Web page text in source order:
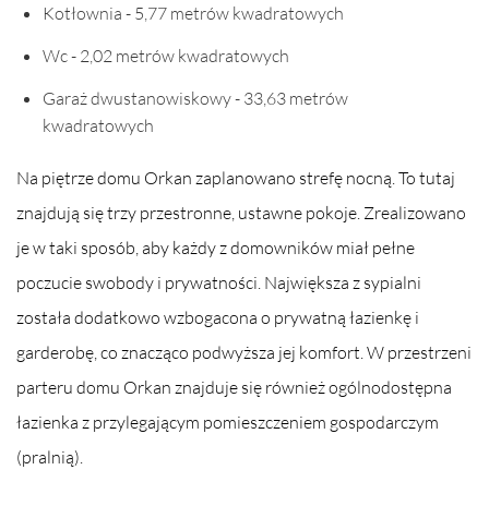
Kotłownia - 5,77 metrów kwadratowych
Wc - 2,02 metrów kwadratowych
Garaż dwustanowiskowy - 33,63 metrów
kwadratowych
Na piętrze domu Orkan zaplanowano strefę nocną. To tutaj
znajdują się trzy przestronne, ustawne pokoje. Zrealizowano
je w taki sposób, aby każdy z domowników miał pełne
poczucie swobody i prywatności. Największa z sypialni
została dodatkowo wzbogacona o prywatną łazienkę i
garderobę, co znacząco podwyższa jej komfort. W przestrzeni
parteru domu Orkan znajduje się również ogólnodostępna
łazienka z przylegającym pomieszczeniem gospodarczym
(pralnią).